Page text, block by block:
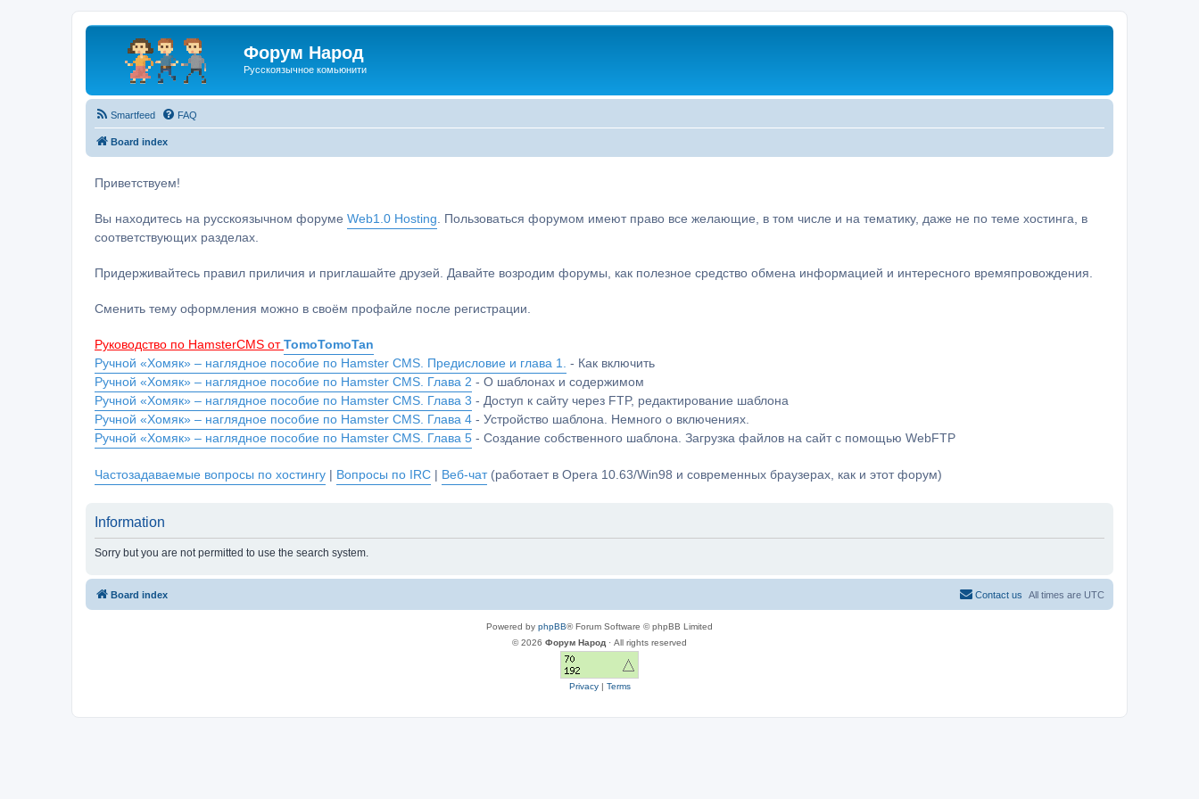
Форум Народ
Русскоязычное комьюнити
Smartfeed FAQ
Board index
Приветствуем!
Вы находитесь на русскоязычном форуме Web1.0 Hosting . Пользоваться форумом имеют право все желающие, в том числе и на тематику, даже не по теме хостинга, в
соответствующих разделах.
Придерживайтесь правил приличия и приглашайте друзей. Давайте возродим форумы, как полезное средство обмена информацией и интересного времяпровождения.
Сменить тему оформления можно в своём профайле после регистрации.
Руководство по HamsterCMS от TomoTomoTan
Ручной «Хомяк» – наглядное пособие по Hamster CMS. Предисловие и глава 1.
- Как включить
Ручной «Хомяк» – наглядное пособие по Hamster CMS. Глава 2 - О шаблонах и содержимом
Ручной «Хомяк» – наглядное пособие по Hamster CMS. Глава 3 - Доступ к сайту через FTP, редактирование шаблона
Ручной «Хомяк» – наглядное пособие по Hamster CMS. Глава 4 - Устройство шаблона. Немного о включениях.
Ручной «Хомяк» – наглядное пособие по Hamster CMS. Глава 5 - Создание собственного шаблона. Загрузка файлов на сайт с помощью WebFTP
Частозадаваемые вопросы по хостингу | Вопросы по IRC | Веб-чат(работает в Opera 10.63/Win98 и современных браузерах, как и этот форум)
Information
Sorry but you are not permitted to use the search system.
Board index All times are UTC
Contact us
Powered by phpBB® Forum Software © phpBB Limited
© 2026 Форум Народ · All rights reserved
Privacy| Terms